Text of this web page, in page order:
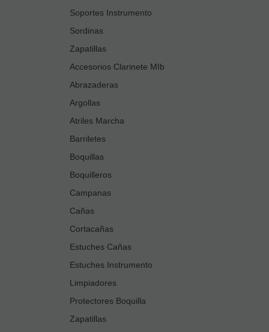
Soportes Instrumento
Sordinas
Zapatillas
Accesorios Clarinete MIb
Abrazaderas
Argollas
Atriles Marcha
Barriletes
Boquillas
Boquilleros
Campanas
Cañas
Cortacañas
Estuches Cañas
Estuches Instrumento
Limpiadores
Protectores Boquilla
Zapatillas